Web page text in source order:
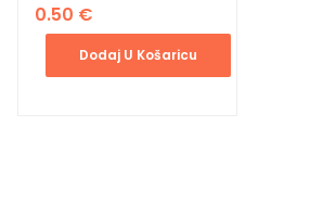
0.50 €
Dodaj U Košaricu